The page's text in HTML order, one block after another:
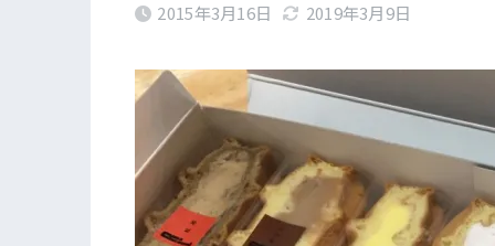
2015年3月16日 2019年3月9日